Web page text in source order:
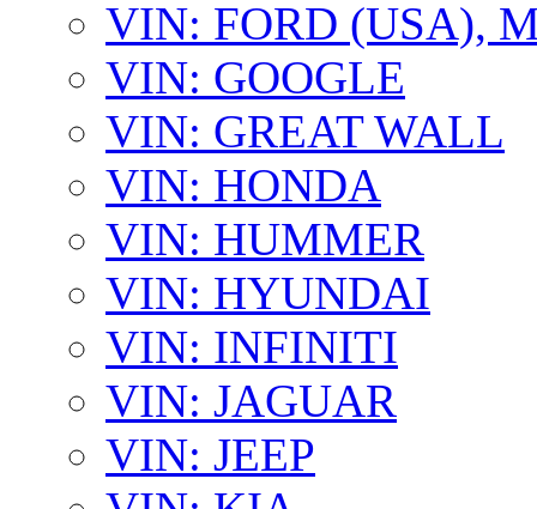
VIN: FORD (USA),
VIN: GOOGLE
VIN: GREAT WALL
VIN: HONDA
VIN: HUMMER
VIN: HYUNDAI
VIN: INFINITI
VIN: JAGUAR
VIN: JEEP